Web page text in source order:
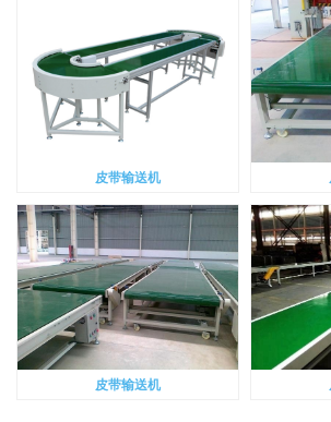
皮带输送机
皮带输送机